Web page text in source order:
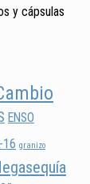
y cápsulas
ENSO
16 granizo